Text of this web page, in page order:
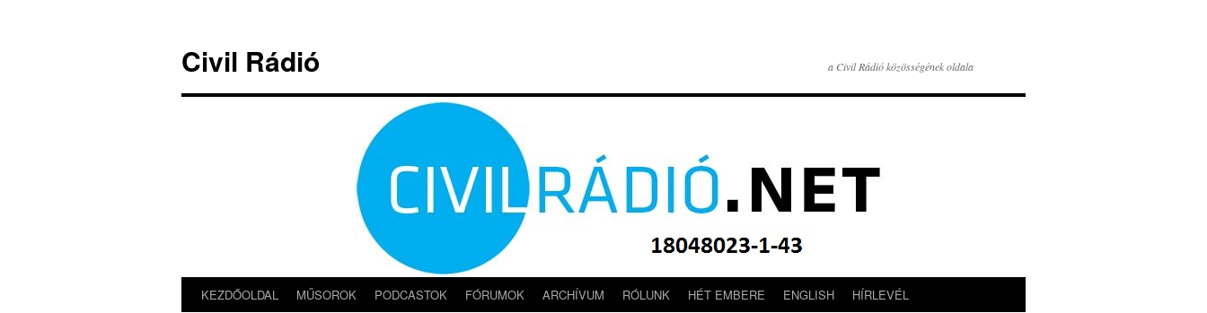
tartalomba
Civil Rádió a Civil Rádió közösségének oldala
KEZDŐOLDAL MŰSOROK PODCASTOK FÓRUMOK ARCHÍVUM RÓLUNK HÉT EMBERE ENGLISH HÍRLEVÉL